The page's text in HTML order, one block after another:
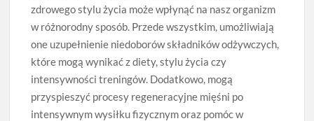
zdrowego stylu życia może wpłynąć na nasz organizm
w różnorodny sposób. Przede wszystkim, umożliwiają
one uzupełnienie niedoborów składników odżywczych,
które mogą wynikać z diety, stylu życia czy
intensywności treningów. Dodatkowo, mogą
przyspieszyć procesy regeneracyjne mięśni po
intensywnym wysiłku fizycznym oraz pomóc w